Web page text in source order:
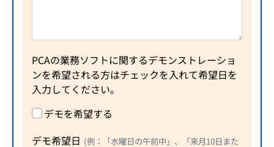
PCAの業務ソフトに関するデモンストレーショ
ンを希望される方はチェックを入れて希望日を
入力してください。
デモを希望する
デモ希望日 (例：「水曜日の午前中」、「来月10日また